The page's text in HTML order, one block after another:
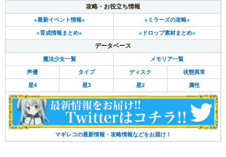
攻略・お役立ち情報
●最新イベント情報● ● ミラーズの攻略●
●育成情報まとめ● ● ドロップ素材まとめ●
データベース
魔法少女一覧 メモリア一覧
声優 タイプ ディスク 状態異常
星4 星3 星2 属性
マギレコの最新情報・攻略情報などをお届け！